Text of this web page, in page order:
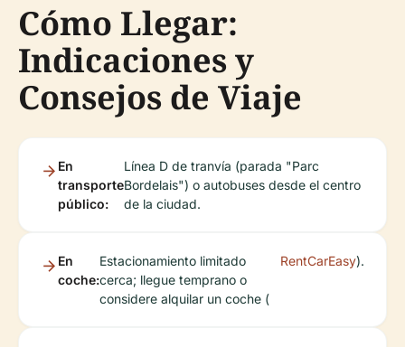
Cómo Llegar:
Indicaciones y
Consejos de Viaje
En
transporte
público:
Línea D de tranvía (parada "Parc
Bordelais") o autobuses desde el centro
de la ciudad.
En
coche:
Estacionamiento limitado
cerca; llegue temprano o
considere alquilar un coche (
RentCarEasy).